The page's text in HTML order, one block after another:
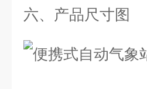
六、产品尺寸图